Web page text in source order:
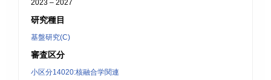
2023 – 2027
研究種目
基盤研究(C)
審査区分
小区分14020:核融合学関連